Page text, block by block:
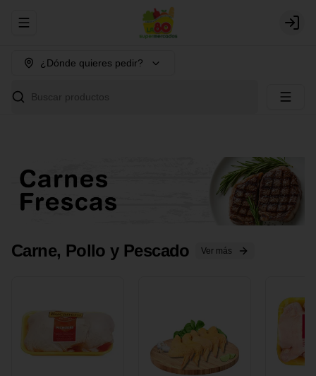
Abrir menu de navegación Login
¿Dónde quieres pedir?
Buscar productos
Carne, Pollo y Pescado Ver más